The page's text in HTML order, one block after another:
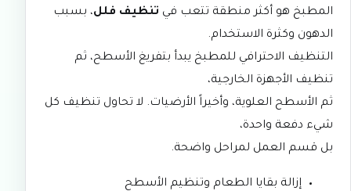
المطبخ هو أكثر منطقة تتعب في تنظيف فلل، بسبب
الدهون وكثرة الاستخدام.
التنظيف الاحترافي للمطبخ يبدأ بتفريغ الأسطح، ثم
تنظيف الأجهزة الخارجية،
ثم الأسطح العلوية، وأخيراً الأرضيات. لا تحاول تنظيف كل
شيء دفعة واحدة،
بل قسم العمل لمراحل واضحة.
إزالة بقايا الطعام وتنظيم الأسطح